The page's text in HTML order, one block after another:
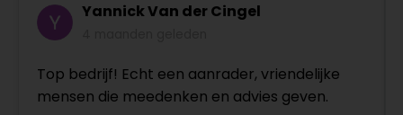
Yannick Van der Cingel
Top bedrijf! Echt een aanrader, vriendelijke
mensen die meedenken en advies geven.